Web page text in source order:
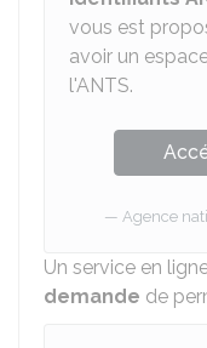
vous est
avoir un
l'ANTS.
Agence
Un service en
demande de